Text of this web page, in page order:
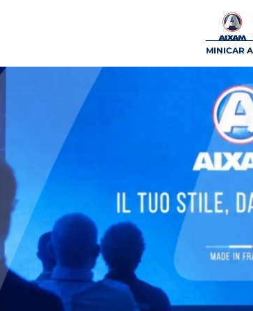
MINICAR